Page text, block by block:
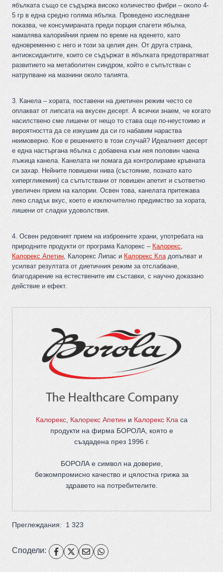
ябълката също се съдържа високо количество фибри – около 4-
5 гр в една средно голяма ябълка. Проведено изследване
показва, че консумираната преди порция спагети ябълка,
намалява калорийния прием по време на яденето, като
едновременно с него и този за целия ден. От друга страна,
антиоксидантите, които се съдържат в ябълката предотвратяват
развитието на метаболитен синдром, който е съпътстван с
натрупване на мазнини около талията.
3. Канела – хората, поставени на диетичен режим често се
оплакват от липсата на вкусен десерт. А всички знаем, че когато
насилствено сме лишени от нещо то става още по-неустоимо и
вероятността да се изкушим да си го набавим нараства
неимоверно. Кое е решението в този случай? Идеалният десерт
е една настъргана ябълка с добавена към нея половин чаена
лъжица канела. Канелата ни помага да контролираме кръвната
си захар. Нейните повишени нива (състояние, познато като
хипергликемия) са съпътствани от повишен апетит и съответно
увеличен прием на калории. Освен това, канелата притежава
леко сладък вкус, което е изключително предимство за хората,
лишени от сладки удоволствия.
4. Освен редовният прием на изброените храни, употребата на
природните продукти от програма Калорекс – Калорекс,
Калорекс Апетин, Калорекс Липас иКалорекс Кладопълват и
усилват резултата от диетичния режим за отслабване,
благодарение на естествените им съставки, с научно доказано
действие и ефект.
Калорекс,Калорекс Апетини Калорекс Класа
продукти на фирмаБОРОЛА, която е
създадена през 1996 г.
БОРОЛА е символ на доверие,
безкомпромисно качество и цялостна грижа за
здравето на потребителите.
Преглеждания: 1 323
Сподели: